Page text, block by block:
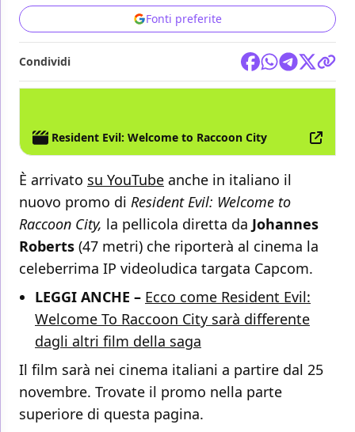
Fonti preferite
Condividi
Resident Evil: Welcome to Raccoon City
È arrivato su YouTube anche in italiano il
nuovo promo di Resident Evil: Welcome to
Raccoon City, la pellicola diretta da Johannes
Roberts (47 metri) che riporterà al cinema la
celeberrima IP videoludica targata Capcom.
LEGGI ANCHE – Ecco come Resident Evil:
Welcome To Raccoon City sarà differente
dagli altri film della saga
Il film sarà nei cinema italiani a partire dal 25
novembre. Trovate il promo nella parte
superiore di questa pagina.